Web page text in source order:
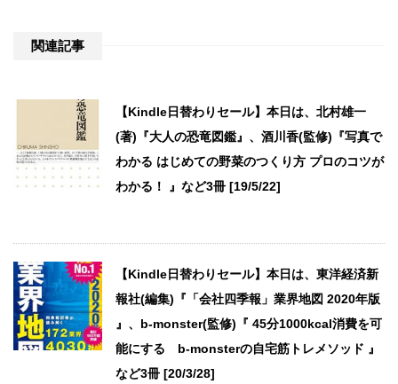
関連記事
【Kindle日替わりセール】本日は、北村雄一
(著)『大人の恐竜図鑑』、酒川香(監修)『写真で
わかる はじめての野菜のつくり方 プロのコツが
わかる！ 』など3冊 [19/5/22]
【Kindle日替わりセール】本日は、東洋経済新
報社(編集)『「会社四季報」業界地図 2020年版
』、b-monster(監修)『 45分1000kcal消費を可
能にする b-monsterの自宅筋トレメソッド 』
など3冊 [20/3/28]